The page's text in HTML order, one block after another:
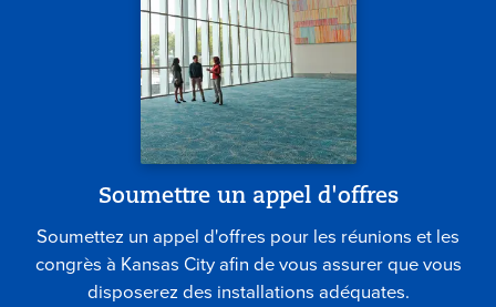
Soumettre un appel d'offres
Soumettez un appel d'offres pour les réunions et les
congrès à Kansas City afin de vous assurer que vous
disposerez des installations adéquates.